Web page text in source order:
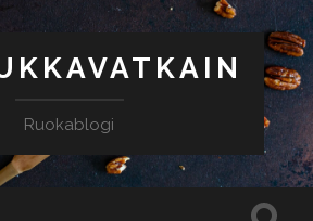
Ruokablogi